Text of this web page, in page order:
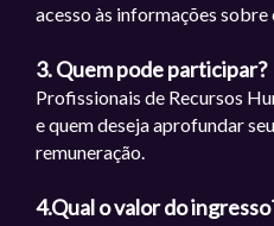
acesso às informações sobre
3. Quem pode participar?
Profissionais de Recursos
e quem deseja aprofundar
remuneração.
4.Qual o valor do